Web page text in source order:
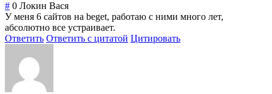
# 0 Локин Вася
У меня 6 сайтов на beget, работаю с ними много лет,
абсолютно все устраивает.
Ответить Ответить с цитатой Цитировать